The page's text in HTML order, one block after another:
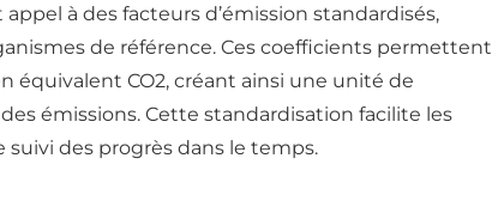
à des facteurs d’émission standardisés,
de référence. Ces coefficients permettent
équivalent CO2, créant ainsi une unité de
émissions. Cette standardisation facilite les
des progrès dans le temps.